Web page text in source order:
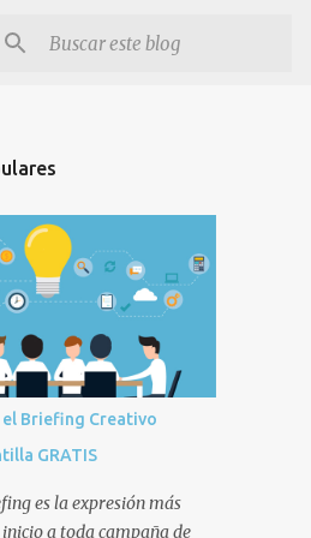
Briefing Creativo
GRATIS
es la expresión más
a toda campaña de